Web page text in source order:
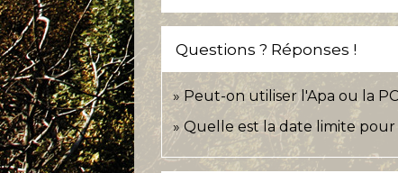
Questions ? Réponses !
Peut-on utiliser l'Apa ou la
Quelle est la date limite pour